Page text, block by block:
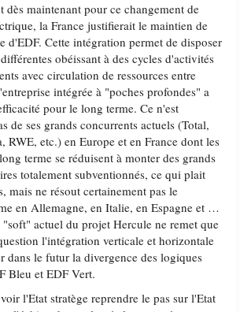
dès maintenant pour ce changement de
la France justifierait le maintien de
d'EDF. Cette intégration permet de disposer
obéissant à des cycles d'activités
avec circulation de ressources entre
intégrée à "poches profondes" a
pour le long terme. Ce n'est
de ses grands concurrents actuels (Total,
RWE, etc.) en Europe et en France dont les
terme se réduisent à monter des grands
totalement subventionnés, ce qui plait
mais ne résout certainement pas le
en Allemagne, en Italie, en Espagne et …
actuel du projet Hercule ne remet que
l'intégration verticale et horizontale
dans le futur la divergence des logiques
Bleu et EDF Vert.
l'Etat stratège reprendre le pas sur l'Etat